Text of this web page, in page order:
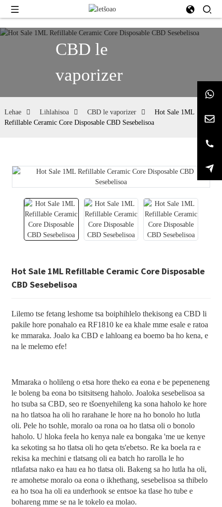
CBD le
vaporizer
Lehae Lihlahisoa CBD le vaporizer
Hot Sale 1ML
Refillable Ceramic Core Disposable CBD Sesebelisoa
Hot Sale 1ML Refillable Ceramic Core Disposable
CBD Sesebelisoa
Lilemo tse fetang leshome tsa boiphihlelo thekisong ea CBD li
pakile hore ponahalo ea RF1810 ke ea khale mme esale e ratoa
ke mmaraka. Joalo ka CBD e lahloang ea boemo ba ho kena, e
na le melemo efe!
Mmaraka o holileng o etsa hore theko ea eona e be pepeneneng
le boleng ba eona bo tsitsitseng haholo. Joaloka sesebelisoa sa
ho tsuba sa CBD, seo re tšoenyehileng ka sona haholo ke hore
na ho tlatsoa ha oli ho rarahane le hore na ho bonolo ho lutla
oli. Pele ho tsohle, moralo oa rona oa ho tlatsa oli o bonolo
haholo. U hloka feela ho kenya nale ea bongaka 'me ue kenye
ka sekoting sa ho tlatsa oli ho qeta ts'ebetso. Re ka boela ra e
rekisa ka mechini e tlatsang oli ea batch ho rarolla le ho
ntlafatsa nako ea hau ea ho tlatsa oli. Bakeng sa ho lutla ha oli,
re amohetse moralo oa eona o ikhethang, sesebelisoa sa thibelo
ea ho tsoa ha oli ea underhook se entsoe ka tlase ho tube e
bohareng mme se na le tokelo ea molao.